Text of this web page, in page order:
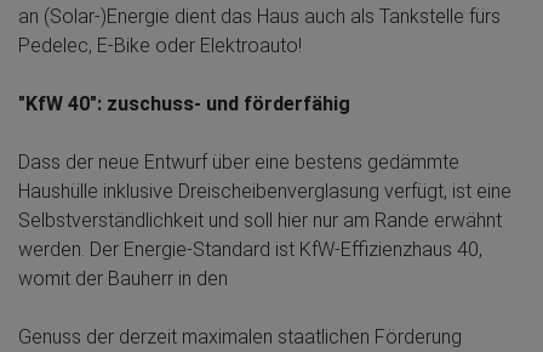
an (Solar-)Energie dient das Haus auch als Tankstelle fürs
Pedelec, E-Bike oder Elektroauto!
"KfW 40": zuschuss- und förderfähig
Dass der neue Entwurf über eine bestens gedämmte
Haushülle inklusive Dreischeibenverglasung verfügt, ist eine
Selbstverständlichkeit und soll hier nur am Rande erwähnt
werden. Der Energie-Standard ist KfW-Effizienzhaus 40,
womit der Bauherr in den
Genuss der derzeit maximalen staatlichen Förderung